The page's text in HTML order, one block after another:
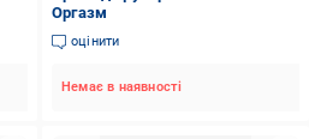
Оргазм
оцінити
Немає в наявності